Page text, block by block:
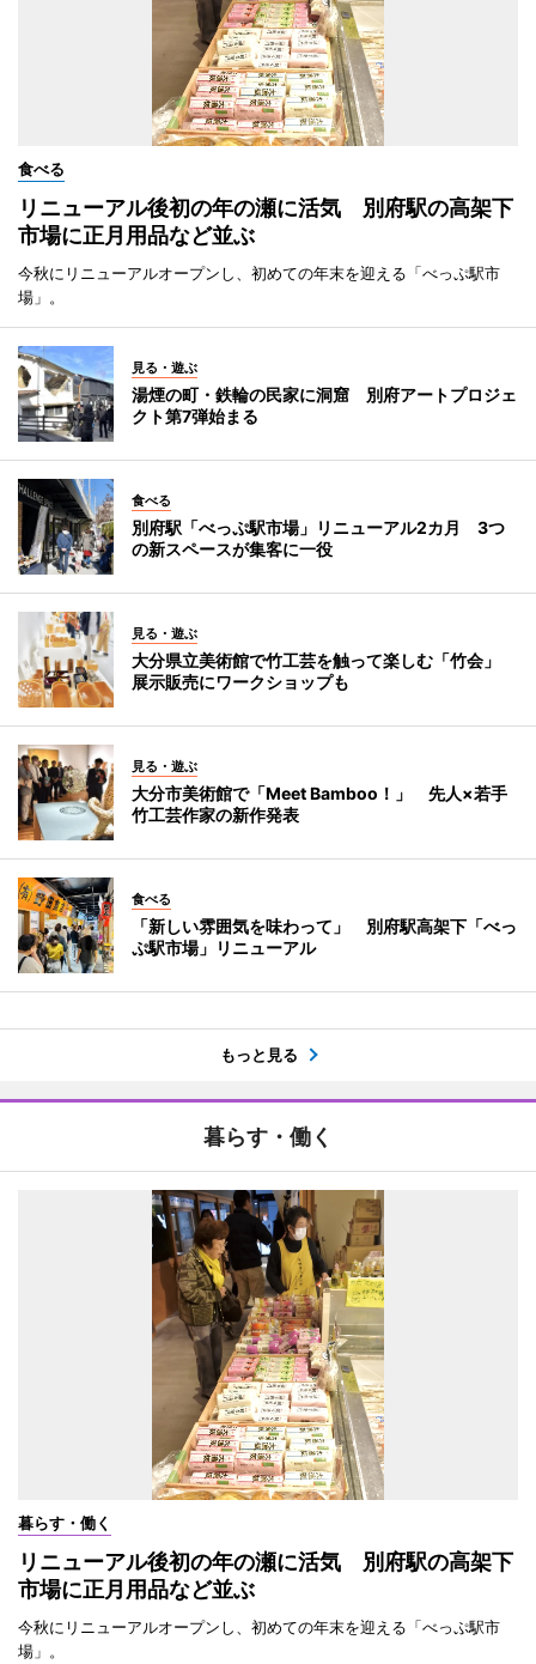
食べる
リニューアル後初の年の瀬に活気 別府駅の高架下
市場に正月用品など並ぶ
今秋にリニューアルオープンし、初めての年末を迎える「べっぷ駅市
場」。
見る・遊ぶ
湯煙の町・鉄輪の民家に洞窟 別府アートプロジェ
クト第7弾始まる
食べる
別府駅「べっぷ駅市場」リニューアル2カ月 3つ
の新スペースが集客に一役
見る・遊ぶ
大分県立美術館で竹工芸を触って楽しむ「竹会」
展示販売にワークショップも
見る・遊ぶ
大分市美術館で「Meet Bamboo！」 先人×若手
竹工芸作家の新作発表
食べる
「新しい雰囲気を味わって」 別府駅高架下「べっ
ぷ駅市場」リニューアル
もっと見る
暮らす・働く
暮らす・働く
リニューアル後初の年の瀬に活気 別府駅の高架下
市場に正月用品など並ぶ
今秋にリニューアルオープンし、初めての年末を迎える「べっぷ駅市
場」。